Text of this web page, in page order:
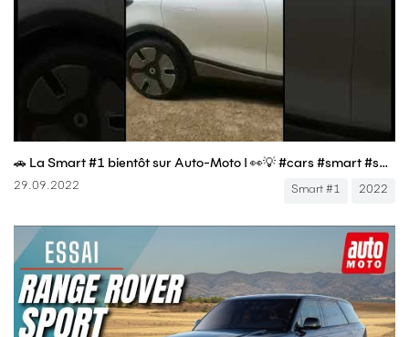
🚗 La Smart #1 bientôt sur Auto-Moto ! 👀💡 #cars #smart #smart1 #voiture #automobile #auto
29.09.2022 Smart #1 2022